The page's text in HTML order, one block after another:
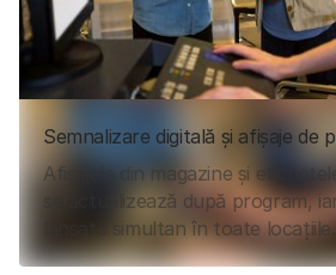
Semnalizare digitală și afișaje de
Afișajele din magazine și
se actualizează după program,
lansate simultan în toate locațiile.